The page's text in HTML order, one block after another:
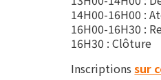
14H00-16H00 :
16H00-16H30 :
16H30 : Clôture
Inscriptionssur